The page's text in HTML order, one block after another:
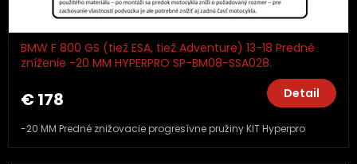
BMW F 800 GS (tiež ESA, tiež Adventure) 13-18 Predné
zníženie -20 MM HYPERPRO SP-BM08-SSA028.
€ 178 Detail
-20 MM Predné znižovacie progresívne pružiny KIT Hyperpro